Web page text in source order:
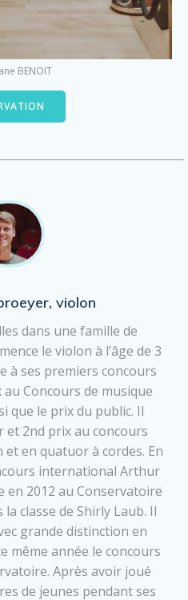
BENOIT
violon
dans une famille de
le violon à l’âge de 3
à ses premiers concours
Concours de musique
que le prix du public. Il
2nd prix au concours
et en quatuor à cordes. En
international Arthur
en 2012 au Conservatoire
classe de Shirly Laub. Il
grande distinction en
même année le concours
Après avoir joué
de jeunes pendant ses